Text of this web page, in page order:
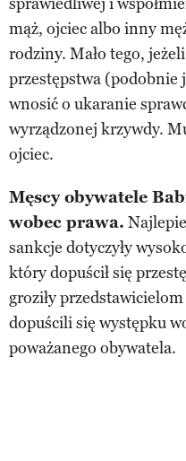
sprawiedliwej i
mąż, ojciec albo inny
rodziny. Mało tego,
przestępstwa (podobnie
wnosić o ukaranie
wyrządzonej krzywdy.
ojciec.
Męscy obywatele
wobec prawa.
sankcje dotyczyły
który dopuścił się
groziły
dopuścili się występku
poważanego obywatela.